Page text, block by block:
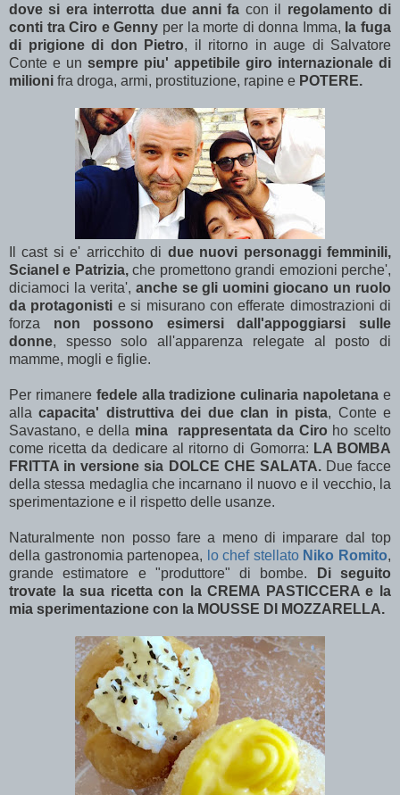
dove si era interrotta due anni fa con il regolamento di
conti tra Ciro e Genny per la morte di donna Imma, la fuga
di prigione di don Pietro, il ritorno in auge di Salvatore
Conte e un sempre piu' appetibile giro internazionale di
milioni fra droga, armi, prostituzione, rapine e POTERE.
Il cast si e' arricchito di due nuovi personaggi femminili,
Scianel e Patrizia,che promettono grandi emozioni perche',
diciamoci la verita', anche se gli uomini giocano un ruolo
da protagonisti e si misurano con efferate dimostrazioni di
forza non possono esimersi dall'appoggiarsi sulle
donne, spesso solo all'apparenza relegate al posto di
mamme, mogli e figlie.
Per rimanere fedele alla tradizione culinaria napoletana e
allacapacita' distruttiva dei due clan in pista, Conte e
Savastano, e della mina rappresentata da Ciro ho scelto
come ricetta da dedicare al ritorno di Gomorra: LA BOMBA
FRITTA in versione sia DOLCE CHE SALATA.Due facce
della stessa medaglia che incarnano il nuovo e il vecchio, la
sperimentazione e il rispetto delle usanze.
Naturalmente non posso fare a meno di imparare dal top
della gastronomia partenopea, lo chef stellatoNiko Romito,
grande estimatore e "produttore" di bombe.
Di seguito
trovate la sua ricetta con la CREMA PASTICCERA e la
mia sperimentazione con la MOUSSE DI MOZZARELLA.